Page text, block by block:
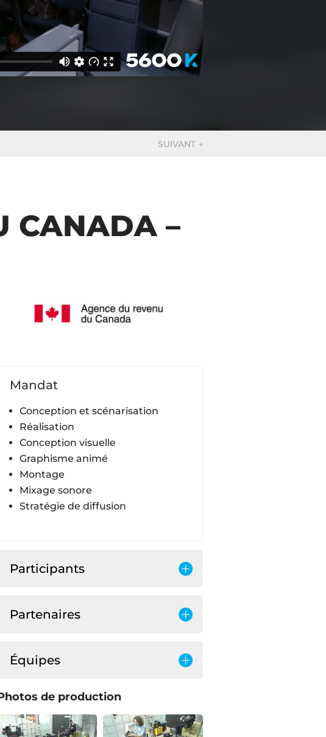
SUIVANT →
CANADA –
Mandat
Conception et scénarisation
Réalisation
Conception visuelle
Graphisme animé
Montage
Mixage sonore
Stratégie de diffusion
Participants
Partenaires
Équipes
de production